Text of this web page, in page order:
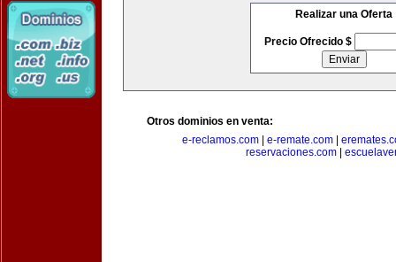
Realizar una Oferta
Precio Ofrecido $
Otros dominios en venta:
e-reclamos.com| e-remate.com|
reservaciones.com|